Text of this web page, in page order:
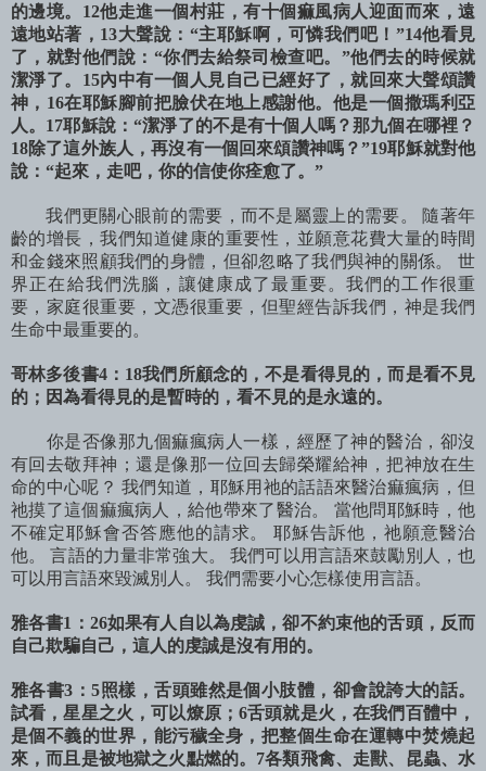
的邊境。12他走進一個村莊，有十個痲風病人迎面而來，遠
遠地站著，13大聲說：“主耶穌啊，可憐我們吧！”14他看見
了，就對他們說：“你們去給祭司檢查吧。”他們去的時候就
潔淨了。15內中有一個人見自己已經好了，就回來大聲頌讚
神，16在耶穌腳前把臉伏在地上感謝他。他是一個撒瑪利亞
人。17耶穌說：“潔淨了的不是有十個人嗎？那九個在哪裡？
18除了這外族人，再沒有一個回來頌讚神嗎？”19耶穌就對他
說：“起來，走吧，你的信使你痊愈了。”
我們更關心眼前的需要，而不是屬靈上的需要。 隨著年
齡的增長，我們知道健康的重要性，並願意花費大量的時間
和金錢來照顧我們的身體，但卻忽略了我們與神的關係。 世
界正在給我們洗腦，讓健康成了最重要。我們的工作很重
要，家庭很重要，文憑很重要，但聖經告訴我們，神是我們
生命中最重要的。
哥林多後書4：18我們所顧念的，不是看得見的，而是看不見
的；因為看得見的是暫時的，看不見的是永遠的。
你是否像那九個痲瘋病人一樣，經歷了神的醫治，卻沒
有回去敬拜神；還是像那一位回去歸榮耀給神，把神放在生
命的中心呢？ 我們知道，耶穌用祂的話語來醫治痲瘋病，但
祂摸了這個痲瘋病人，給他帶來了醫治。 當他問耶穌時，他
不確定耶穌會否答應他的請求。 耶穌告訴他，祂願意醫治
他。 言語的力量非常強大。 我們可以用言語來鼓勵別人，也
可以用言語來毀滅別人。 我們需要小心怎樣使用言語。
雅各書1：26如果有人自以為虔誠，卻不約束他的舌頭，反而
自己欺騙自己，這人的虔誠是沒有用的。
雅各書3：5照樣，舌頭雖然是個小肢體，卻會說誇大的話。
試看，星星之火，可以燎原；6舌頭就是火，在我們百體中，
是個不義的世界，能污穢全身，把整個生命在運轉中焚燒起
來，而且是被地獄之火點燃的。7各類飛禽、走獸、昆蟲、水